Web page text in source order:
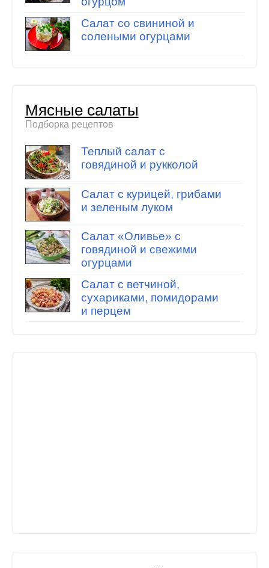
Салат со свининой и
солеными огурцами
Мясные салаты
Подборка рецептов
Теплый салат с
говядиной и рукколой
Салат с курицей, грибами
и зеленым луком
Салат «Оливье» с
говядиной и свежими
огурцами
Салат с ветчиной,
сухариками, помидорами
и перцем